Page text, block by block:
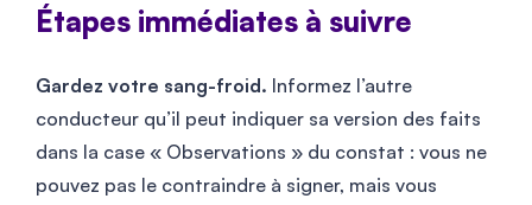
Étapes immédiates à suivre
Gardez votre sang-froid. Informez l’autre
conducteur qu’il peut indiquer sa version des faits
dans la case « Observations » du constat : vous ne
pouvez pas le contraindre à signer, mais vous